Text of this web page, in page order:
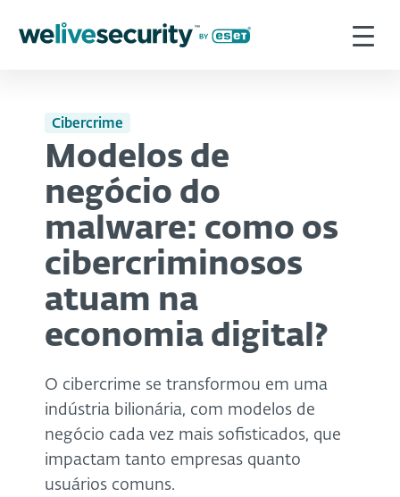
Cibercrime
Modelos de
negócio do
malware: como os
cibercriminosos
atuam na
economia digital?
O cibercrime se transformou em uma
indústria bilionária, com modelos de
negócio cada vez mais sofisticados, que
impactam tanto empresas quanto
usuários comuns.